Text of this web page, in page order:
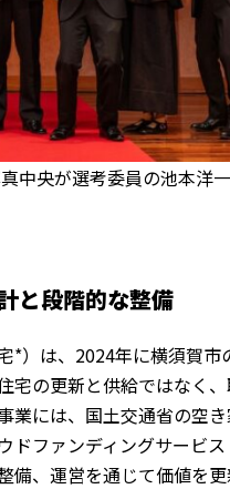
中央が選考委員の池本洋
と段階的な整備
*）は、2024年に横須賀
宅の更新と供給ではなく
業には、国土交通省の空
ファンディングサービ
、運営を通じて価値を